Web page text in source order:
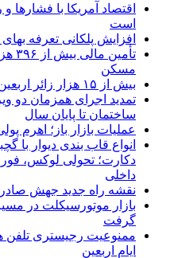
اقتصاد آمریکا با
است
افزایش پلکانی تعرفه
مسکن
بیش از ۱۵ هزار زائر اربعین به البرز بازگشتند
ساختمان تا پایان سال
عملیات بازار باز؛ اهرم
انواع قاب بندی دیوار با
دکارت؛ تحولی لوکس،
داخلی
نقشه راه جدید جهش
بازار موتورسیکلت در
گرفت
ممنوعیت رجیستری تلفن
ایام اربعین